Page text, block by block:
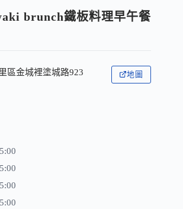
brunch鐵板料理早午餐
區金城裡塗城路923
地圖